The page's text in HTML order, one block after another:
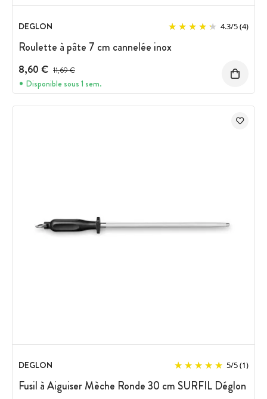
DEGLON 4.3/5(4)
Roulette à pâte 7 cm cannelée inox
8,60 € Prix avant réduction :
11,69 €
Disponible sous 1 sem.
DEGLON 5/5(1)
Fusil à Aiguiser Mèche Ronde 30 cm SURFIL Déglon